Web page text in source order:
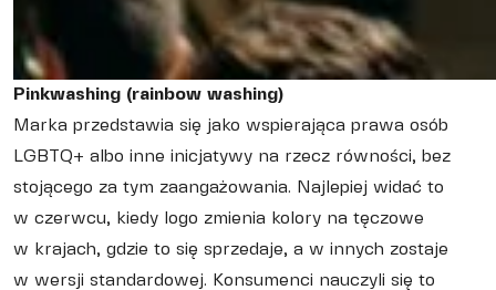
Pinkwashing (rainbow washing)
Marka przedstawia się jako wspierająca prawa osób
LGBTQ+ albo inne inicjatywy na rzecz równości, bez
stojącego za tym zaangażowania. Najlepiej widać to
w czerwcu, kiedy logo zmienia kolory na tęczowe
w krajach, gdzie to się sprzedaje, a w innych zostaje
w wersji standardowej. Konsumenci nauczyli się to